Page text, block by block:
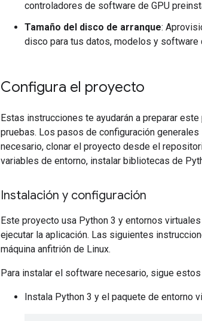
controladores de software de GPU
Tamaño del disco de arranque:
disco para tus datos, modelos y software
Configura el proyecto
Estas instrucciones te ayudarán a preparar
pruebas. Los pasos de configuración
necesario, clonar el proyecto desde el
variables de entorno, instalar bibliotecas de
Instalación y configuración
Este proyecto usa Python 3 y entornos
ejecutar la aplicación. Las siguientes
máquina anfitrión de Linux.
Para instalar el software necesario, sigue
Instala Python 3 y el paquete de entorno